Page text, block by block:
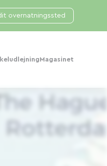
Magasinet
overnatningssted